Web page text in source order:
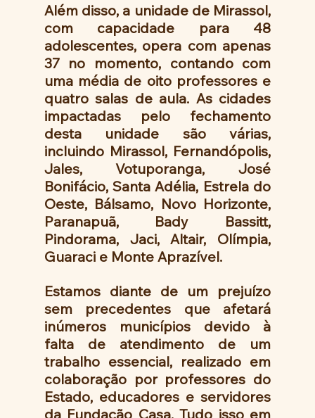
Além disso, a unidade de Mirassol,
com capacidade para 48
adolescentes, opera com apenas
37 no momento, contando com
uma média de oito professores e
quatro salas de aula. As cidades
impactadas pelo fechamento
desta unidade são várias,
incluindo Mirassol, Fernandópolis,
Jales, Votuporanga, José
Bonifácio, Santa Adélia, Estrela do
Oeste, Bálsamo, Novo Horizonte,
Paranapuã, Bady Bassitt,
Pindorama, Jaci, Altair, Olímpia,
Guaraci e Monte Aprazível.
Estamos diante de um prejuízo
sem precedentes que afetará
inúmeros municípios devido à
falta de atendimento de um
trabalho essencial, realizado em
colaboração por professores do
Estado, educadores e servidores
da Fundação Casa. Tudo isso em